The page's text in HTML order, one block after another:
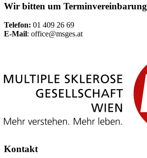
Wir bitten um Terminvereinbarung
Telefon: 01 409 26 69
E-Mail: office@msges.at
Kontakt